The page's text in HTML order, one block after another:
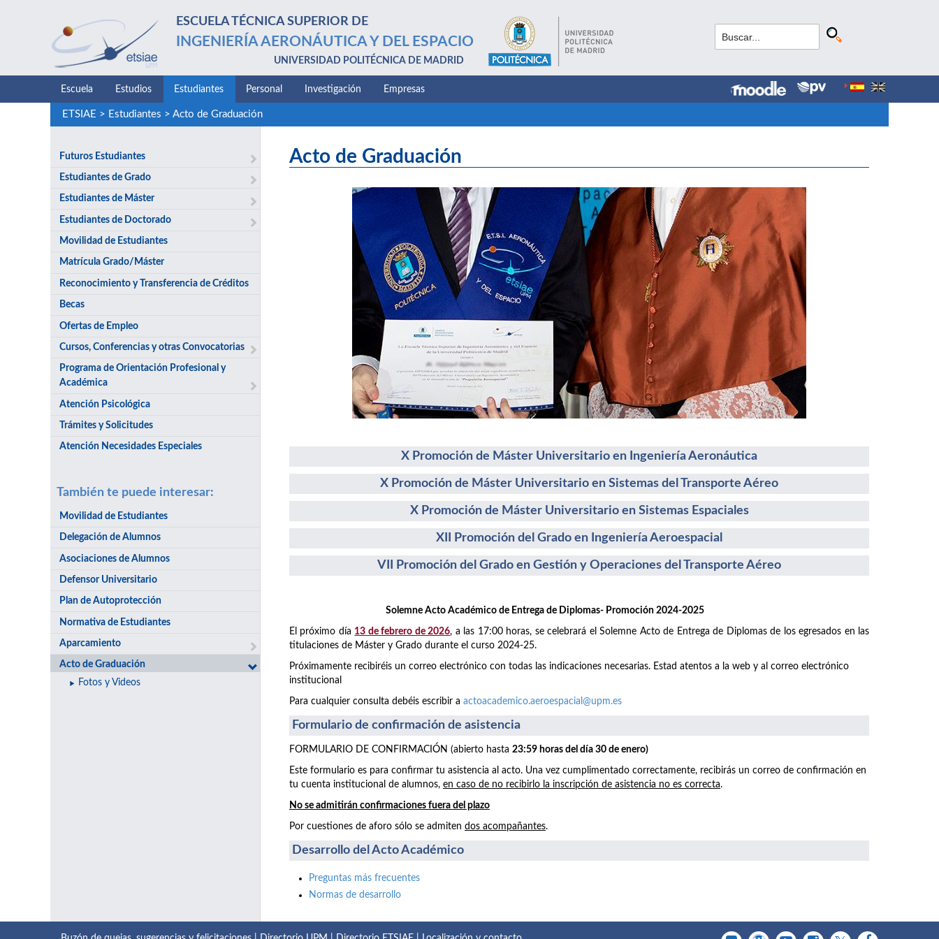
ESCUELA TÉCNICA SUPERIOR DE
INGENIERÍA AERONÁUTICA Y DEL ESPACIO
UNIVERSIDAD POLITÉCNICA DE MADRID
Escuela Estudios Estudiantes Personal Investigación Empresas
ETSIAE > Estudiantes > Acto de Graduación
Futuros Estudiantes
Estudiantes de Grado
Estudiantes de Máster
Estudiantes de Doctorado
Movilidad de Estudiantes
Matrícula Grado/Máster
Reconocimiento y Transferencia de Créditos
Becas
Ofertas de Empleo
Cursos, Conferencias y otras Convocatorias
Programa de Orientación Profesional y
Académica
Atención Psicológica
Trámites y Solicitudes
Atención Necesidades Especiales
También te puede interesar:
Movilidad de Estudiantes
Delegación de Alumnos
Asociaciones de Alumnos
Defensor Universitario
Plan de Autoprotección
Normativa de Estudiantes
Aparcamiento
Acto de Graduación
Fotos y Videos
Acto de Graduación
X Promoción de Máster Universitario en Ingeniería Aeronáutica
X Promoción de Máster Universitario en Sistemas del Transporte Aéreo
X Promoción de Máster Universitario en Sistemas Espaciales
XII Promoción del Grado en Ingeniería Aeroespacial
VII Promoción del Grado en Gestión y Operaciones del Transporte Aéreo
Solemne Acto Académico de Entrega de Diplomas- Promoción 2024-2025
El próximo día 13 de febrero de 2026, a las 17:00 horas, se celebrará el Solemne Acto de Entrega de Diplomas de los egresados en las
titulaciones de Máster y Grado durante el curso 2024-25.
Próximamente recibiréis un correo electrónico con todas las indicaciones necesarias. Estad atentos a la web y al correo electrónico
institucional
Para cualquier consulta debéis escribir a actoacademico.aeroespacial@upm.es
Formulario de confirmación de asistencia
FORMULARIO DE CONFIRMACIÓN (abierto hasta 23:59 horas del día 30 de enero)
Este formulario es para confirmar tu asistencia al acto. Una vez cumplimentado correctamente, recibirás un correo de confirmación en
tu cuenta institucional de alumnos, en caso de no recibirlo la inscripción de asistencia no es correcta.
No se admitirán confirmaciones fuera del plazo
Por cuestiones de aforo sólo se admiten dos acompañantes.
Desarrollo del Acto Académico
Preguntas más frecuentes
Normas de desarrollo